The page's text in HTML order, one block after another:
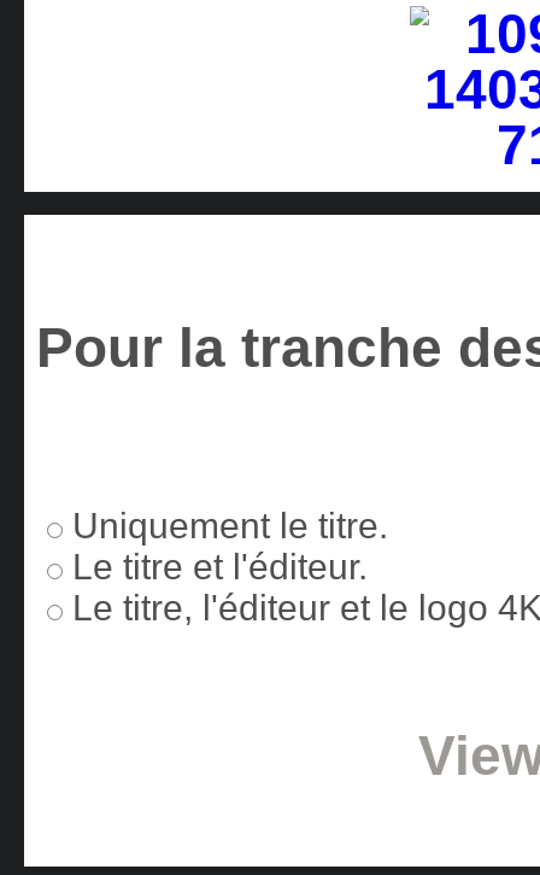
Pour la tranche
Uniquement le titre.
Le titre et l'éditeur.
Le titre, l'éditeur et le logo